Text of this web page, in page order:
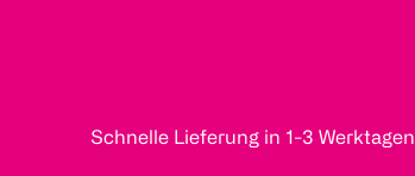
Schnelle Lieferung in 1-3 Werktagen